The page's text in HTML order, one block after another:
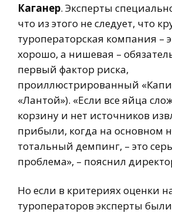
Каганер. Эксперты
что из этого не следует, что
туроператорская компания –
хорошо, а нишевая –
первый фактор риска,
проиллюстрированный
«Лантой»). «Если все яйца
корзину и нет источников
прибыли, когда на основном
тотальный демпинг, – это
проблема», – пояснил
Но если в критериях оценки
туроператоров эксперты